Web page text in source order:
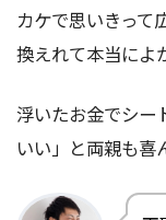
カケで思いきって
換えれて本当によ
浮いたお金でシー
いい」と両親も喜